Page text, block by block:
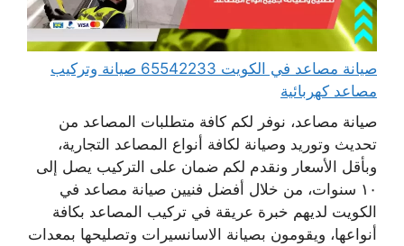
صيانة مصاعد في الكويت 65542233 صيانة وتركيب
مصاعد كهربائية
صيانة مصاعد، نوفر لكم كافة متطلبات المصاعد من
تحديث وتوريد وصيانة لكافة أنواع المصاعد التجارية،
وبأقل الأسعار ونقدم لكم ضمان على التركيب يصل إلى
١٠ سنوات، من خلال أفضل فنيين صيانة مصاعد في
الكويت لديهم خبرة عريقة في تركيب المصاعد بكافة
أنواعها، ويقومون بصيانة الاسانسيرات وتصليحها بمعدات